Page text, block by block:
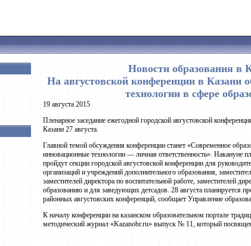
Новости образования в
На августовской конференции в Казани
технологии в сфере
19 августа 2015
Пленарное заседание ежегодной городской августовской
Казани 27 августа.
Главной темой обсуждения конференции станет «Современное
инновационные технологии — личная ответственность». Накануне
пройдут секции городской августовской конференции для
организаций и учреждений дополнительного образования,
заместителей директора по воспитательной работе, заместителей
образованию и для заведующих детсадов. 28 августа планируется
районных августовских конференций, сообщает Управление
К началу конференции на казанском образовательном портале
методический журнал «Kazanobr.ru» выпуск № 11, который